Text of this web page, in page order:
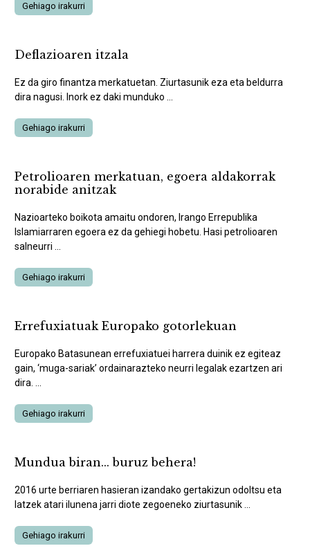
Gehiago irakurri
Deflazioaren itzala
Ez da giro finantza merkatuetan. Ziurtasunik eza eta beldurra
dira nagusi. Inork ez daki munduko ...
Gehiago irakurri
Petrolioaren merkatuan, egoera aldakorrak
norabide anitzak
Nazioarteko boikota amaitu ondoren, Irango Errepublika
Islamiarraren egoera ez da gehiegi hobetu. Hasi petrolioaren
salneurri ...
Gehiago irakurri
Errefuxiatuak Europako gotorlekuan
Europako Batasunean errefuxiatuei harrera duinik ez egiteaz
gain, ‘muga-sariak’ ordainarazteko neurri legalak ezartzen ari
dira. ...
Gehiago irakurri
Mundua biran... buruz behera!
2016 urte berriaren hasieran izandako gertakizun odoltsu eta
latzek atari ilunena jarri diote zegoeneko ziurtasunik ...
Gehiago irakurri